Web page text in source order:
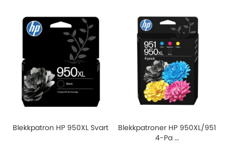
Blekkpatron HP 950XL Svart
Blekkpatroner HP 950XL/951
4-Pa ...